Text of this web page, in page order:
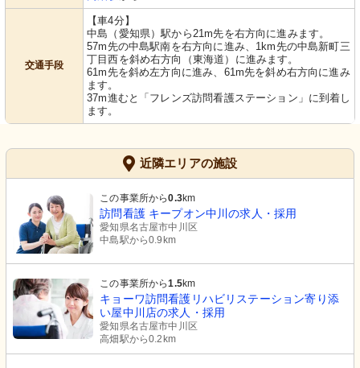
交通手段
【車4分】
中島（愛知県）駅から21m先を右方向に進みます。
57m先の中島駅南を右方向に進み、1km先の中島新町三
丁目西を斜め右方向（東海道）に進みます。
61m先を斜め左方向に進み、61m先を斜め右方向に進み
ます。
37m進むと「フレンズ訪問看護ステーション」に到着し
ます。
近隣エリアの施設
この事業所から0.3km
訪問看護 キープオン中川の求人・採用
愛知県名古屋市中川区
中島駅から0.9km
この事業所から1.5km
キョーワ訪問看護リハビリステーション寄り添
い屋中川店の求人・採用
愛知県名古屋市中川区
高畑駅から0.2km